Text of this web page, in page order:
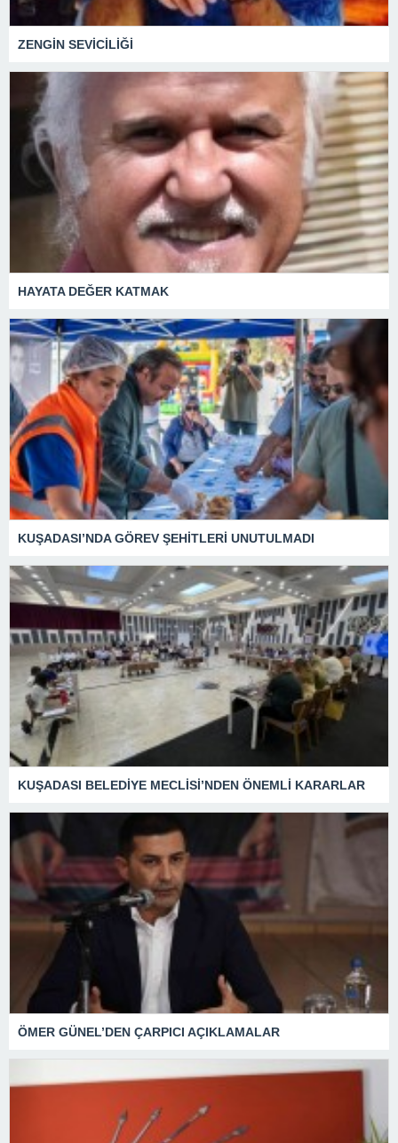
ZENGİN SEVİCİLİĞİ
HAYATA DEĞER KATMAK
KUŞADASI’NDA GÖREV ŞEHİTLERİ UNUTULMADI
KUŞADASI BELEDİYE MECLİSİ’NDEN ÖNEMLİ KARARLAR
ÖMER GÜNEL’DEN ÇARPICI AÇIKLAMALAR